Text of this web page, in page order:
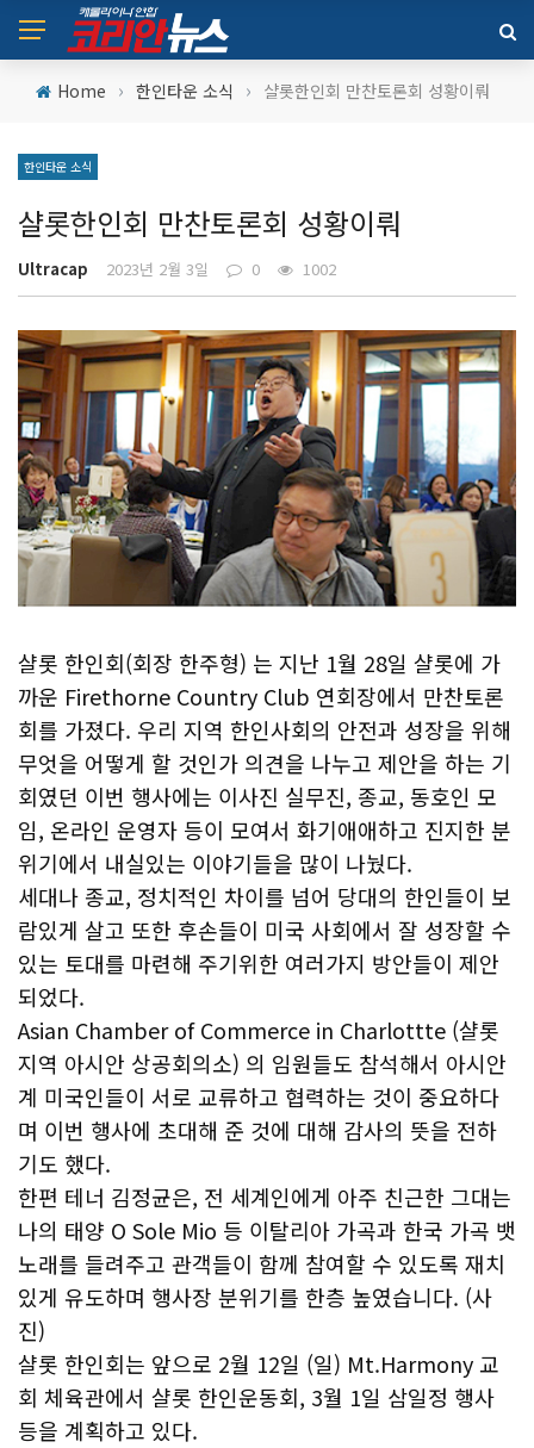
Home › 한인타운 소식 › 샬롯한인회 만찬토론회 성황이뤄
한인타운 소식
샬롯한인회 만찬토론회 성황이뤄
Ultracap 2023년 2월 3일 0 1002
샬롯 한인회(회장 한주형) 는 지난 1월 28일 샬롯에 가
까운 Firethorne Country Club 연회장에서 만찬토론
회를 가졌다. 우리 지역 한인사회의 안전과 성장을 위해
무엇을 어떻게 할 것인가 의견을 나누고 제안을 하는 기
회였던 이번 행사에는 이사진 실무진, 종교, 동호인 모
임, 온라인 운영자 등이 모여서 화기애애하고 진지한 분
위기에서 내실있는 이야기들을 많이 나눴다.
세대나 종교, 정치적인 차이를 넘어 당대의 한인들이 보
람있게 살고 또한 후손들이 미국 사회에서 잘 성장할 수
있는 토대를 마련해 주기위한 여러가지 방안들이 제안
되었다.
Asian Chamber of Commerce in Charlottte (샬롯
지역 아시안 상공회의소) 의 임원들도 참석해서 아시안
계 미국인들이 서로 교류하고 협력하는 것이 중요하다
며 이번 행사에 초대해 준 것에 대해 감사의 뜻을 전하
기도 했다.
한편 테너 김정균은, 전 세계인에게 아주 친근한 그대는
나의 태양 O Sole Mio 등 이탈리아 가곡과 한국 가곡 뱃
노래를 들려주고 관객들이 함께 참여할 수 있도록 재치
있게 유도하며 행사장 분위기를 한층 높였습니다. (사
진)
샬롯 한인회는 앞으로 2월 12일 (일) Mt.Harmony 교
회 체육관에서 샬롯 한인운동회, 3월 1일 삼일정 행사
등을 계획하고 있다.